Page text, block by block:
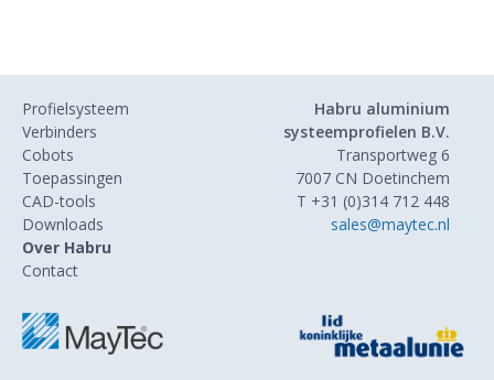
Profielsysteem
Verbinders
Cobots
Toepassingen
CAD-tools
Downloads
Over Habru
Contact
Habru aluminium
systeemprofielen B.V.
Transportweg 6
7007 CN Doetinchem
T +31 (0)314 712 448
sales@maytec.nl